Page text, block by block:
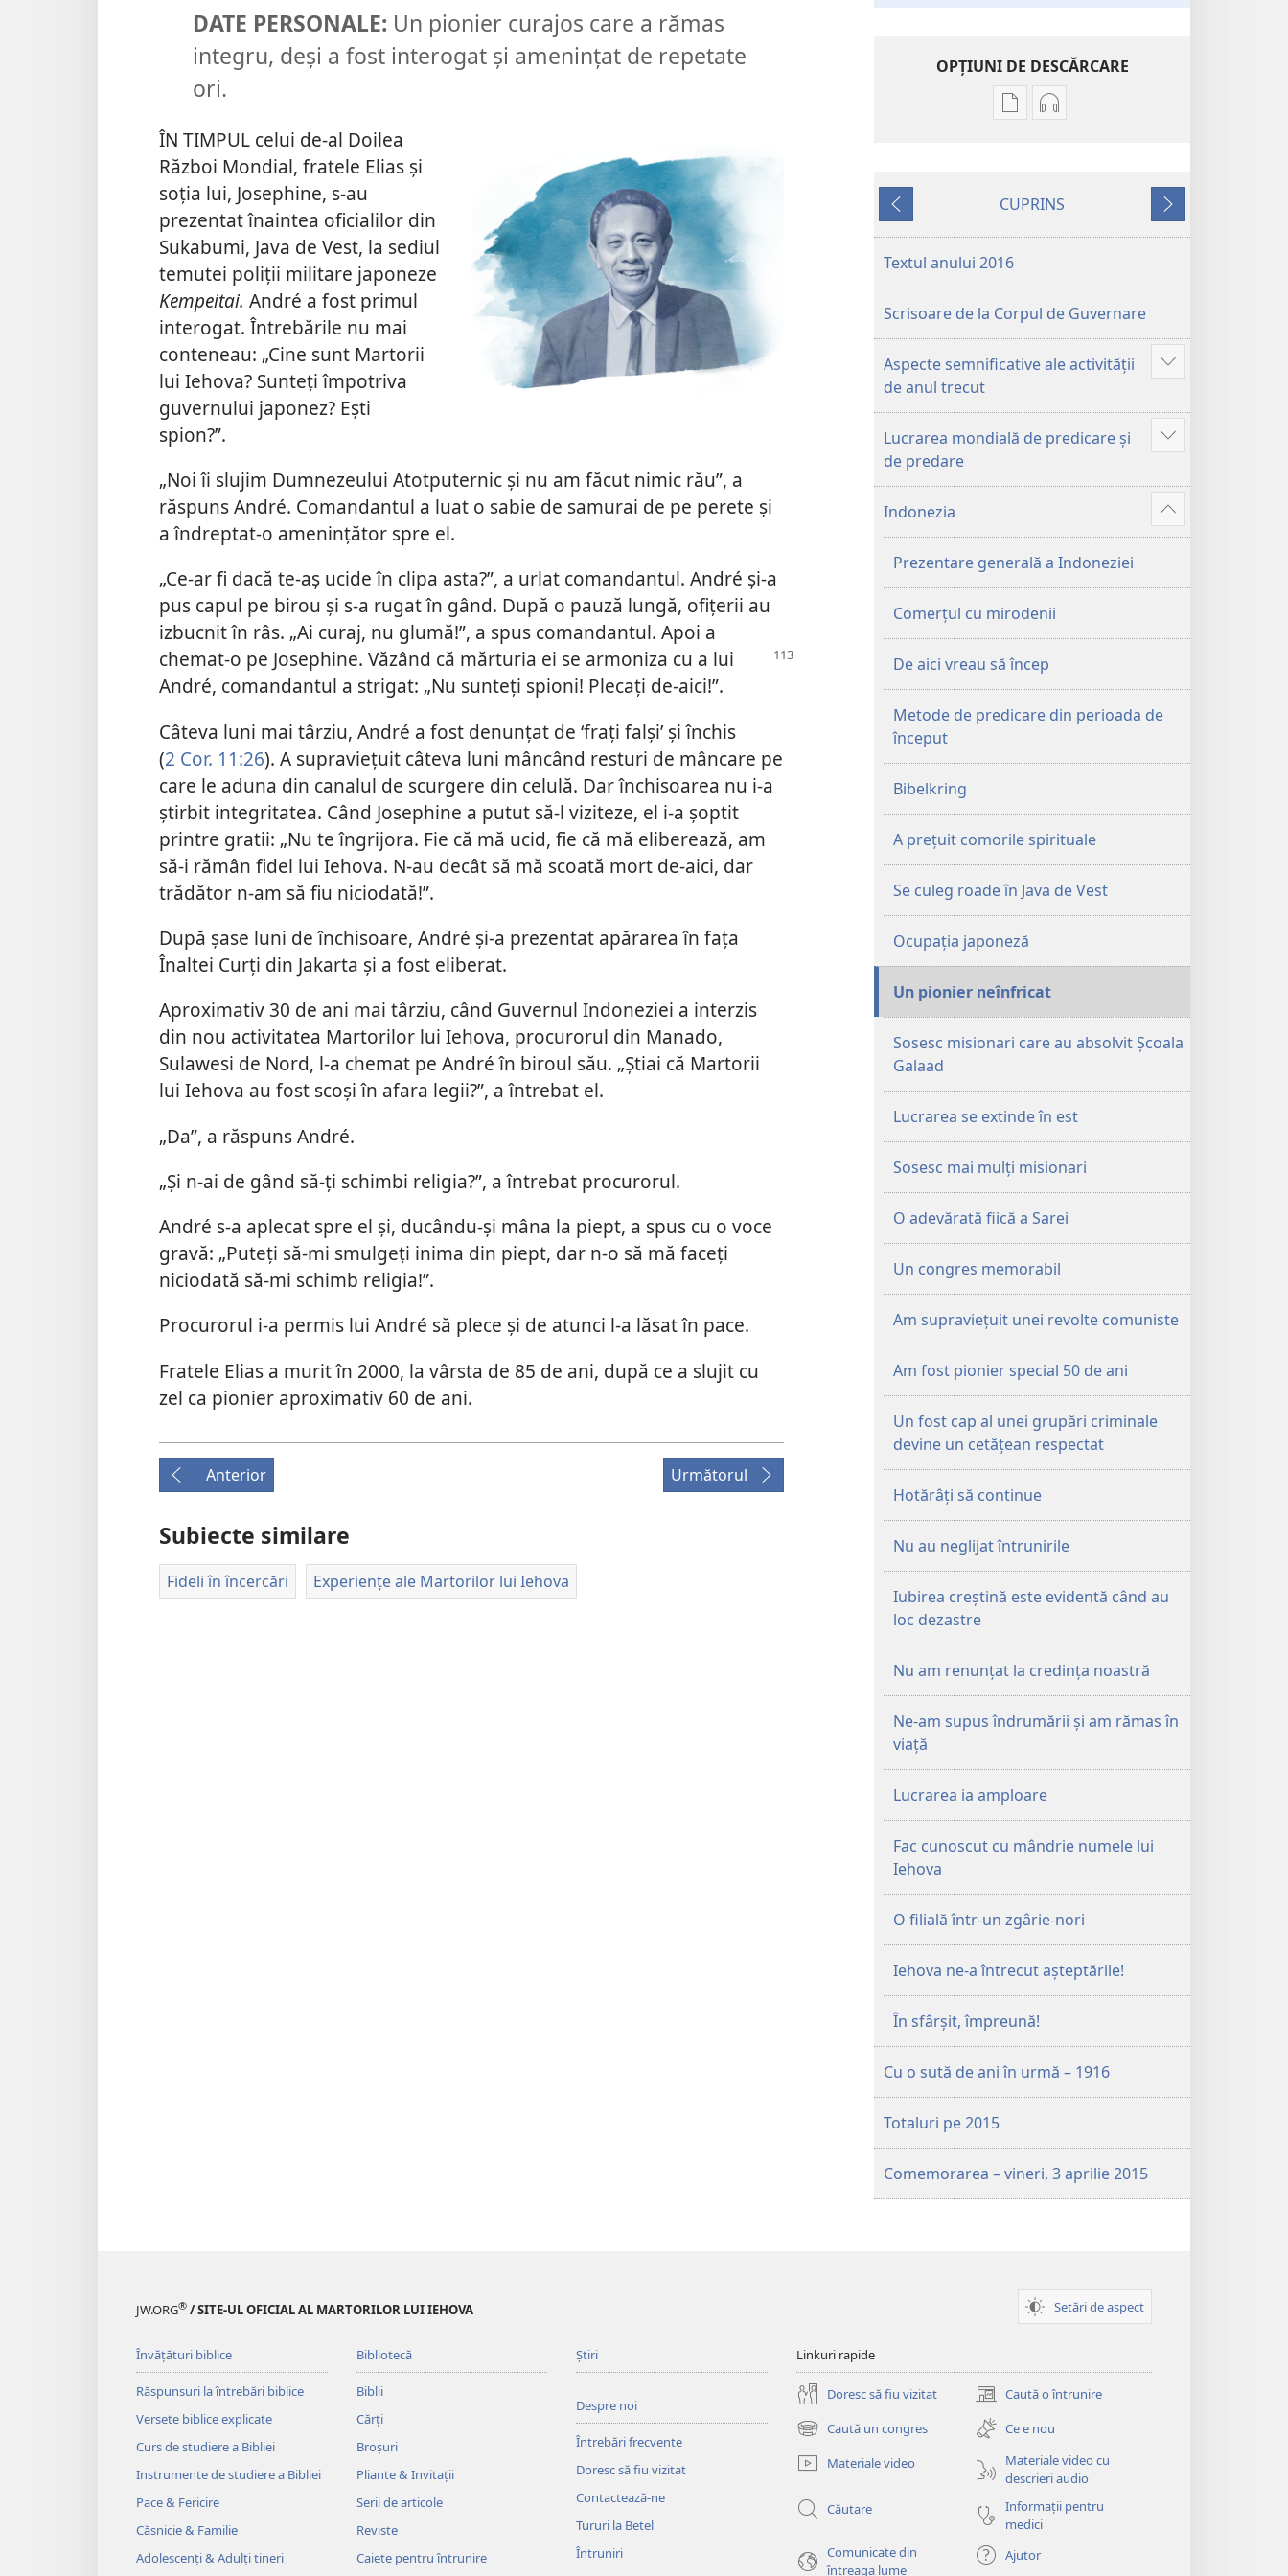
DATE PERSONALE: Un pionier curajos care a rămas
integru, deși a fost interogat și amenințat de repetate
ori.
ÎN TIMPUL celui de-al Doilea
Război Mondial, fratele Elias și
soția lui, Josephine, s-au
prezentat înaintea oficialilor din
Sukabumi, Java de Vest, la sediul
temutei poliții militare japoneze
Kempeitai. André a fost primul
interogat. Întrebările nu mai
conteneau: „Cine sunt Martorii
lui Iehova? Sunteți împotriva
guvernului japonez? Ești
spion?”.
„Noi îi slujim Dumnezeului Atotputernic și nu am făcut nimic rău”, a
răspuns André. Comandantul a luat o sabie de samurai de pe perete și
a îndreptat-o amenințător spre el.
„Ce-ar fi dacă te-aș ucide în clipa asta?”, a urlat comandantul. André și-a
pus capul pe birou și s-a rugat în gând. După o pauză lungă, ofițerii au
izbucnit în râs. „Ai curaj, nu glumă!”, a spus comandantul. Apoi a
chemat-o pe Josephine. Văzând că mărturia ei se armoniza cu a lui
André, comandantul a strigat: „Nu sunteți spioni! Plecați de-aici!”.
Câteva luni mai târziu, André a fost denunțat de ‘frați falși’ și închis
(2 Cor. 11:26). A supraviețuit câteva luni mâncând resturi de mâncare pe
care le aduna din canalul de scurgere din celulă. Dar închisoarea nu i-a
știrbit integritatea. Când Josephine a putut să-l viziteze, el i-a șoptit
printre gratii: „Nu te îngrijora. Fie că mă ucid, fie că mă eliberează, am
să-i rămân fidel lui Iehova. N-au decât să mă scoată mort de-aici, dar
trădător n-am să fiu niciodată!”.
După șase luni de închisoare, André și-a prezentat apărarea în fața
Înaltei Curți din Jakarta și a fost eliberat.
Aproximativ 30 de ani mai târziu, când Guvernul Indoneziei a interzis
din nou activitatea Martorilor lui Iehova, procurorul din Manado,
Sulawesi de Nord, l-a chemat pe André în biroul său. „Știai că Martorii
lui Iehova au fost scoși în afara legii?”, a întrebat el.
„Da”, a răspuns André.
„Și n-ai de gând să-ți schimbi religia?”, a întrebat procurorul.
André s-a aplecat spre el și, ducându-și mâna la piept, a spus cu o voce
gravă: „Puteți să-mi smulgeți inima din piept, dar n-o să mă faceți
niciodată să-mi schimb religia!”.
Procurorul i-a permis lui André să plece și de atunci l-a lăsat în pace.
Fratele Elias a murit în 2000, la vârsta de 85 de ani, după ce a slujit cu
zel ca pionier aproximativ 60 de ani.
Anterior Următorul
Subiecte similare
Fideli în încercări Experiențe ale Martorilor lui Iehova
OPŢIUNI DE DESCĂRCARE
Opțiuni
publicații
Martorilor
lui
pe
2016
Opțiuni
materiale
Iehova
pe
2016
Anterior
CUPRINS
Următorul
Textul anului 2016
Scrisoare de la Corpul de Guvernare
Aspecte semnificative ale activității
de anul trecut
Afișează
multe
Lucrarea mondială de predicare și
de predare
Afișează
multe
Indonezia
Afișează
Mai
Prezentare generală a Indoneziei
Comerțul cu mirodenii
De aici vreau să încep
Metode de predicare din perioada de
început
Bibelkring
A prețuit comorile spirituale
Se culeg roade în Java de Vest
Ocupația japoneză
Un pionier neînfricat
Sosesc misionari care au absolvit Școala
Galaad
Lucrarea se extinde în est
Sosesc mai mulți misionari
O adevărată fiică a Sarei
Un congres memorabil
Am supraviețuit unei revolte comuniste
Am fost pionier special 50 de ani
Un fost cap al unei grupări criminale
devine un cetățean respectat
Hotărâți să continue
Nu au neglijat întrunirile
Iubirea creștină este evidentă când au
loc dezastre
Nu am renunțat la credința noastră
Ne-am supus îndrumării și am rămas în
viață
Lucrarea ia amploare
Fac cunoscut cu mândrie numele lui
Iehova
O filială într-un zgârie-nori
Iehova ne-a întrecut așteptările!
În sfârșit, împreună!
Cu o sută de ani în urmă – 1916
Totaluri pe 2015
Comemorarea – vineri, 3 aprilie 2015
JW.ORG® / SITE-UL OFICIAL AL MARTORILOR LUI IEHOVA Setări de aspect
Învățături biblice
Răspunsuri la întrebări biblice
Versete biblice explicate
Curs de studiere a Bibliei
Instrumente de studiere a Bibliei
Pace & Fericire
Căsnicie & Familie
Adolescenți & Adulți tineri
Bibliotecă
Biblii
Cărți
Broșuri
Pliante & Invitații
Serii de articole
Reviste
Caiete pentru întrunire
Știri
Despre noi
Întrebări frecvente
Doresc să fiu vizitat
Contactează-ne
Tururi la Betel
Întruniri
Linkuri rapide
Doresc să fiu vizitat Caută o întrunire
(se
deschide
o
fereastră
nouă)
Caută un congres
(se
deschide
o
nouă)
Ce e nou
Materiale video
Materiale video cu
descrieri audio
Căutare
Informații pentru
medici
Comunicate din
întreaga lume
Ajutor